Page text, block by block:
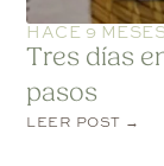
HACE 9
Tres días
pasos
LEER POST →